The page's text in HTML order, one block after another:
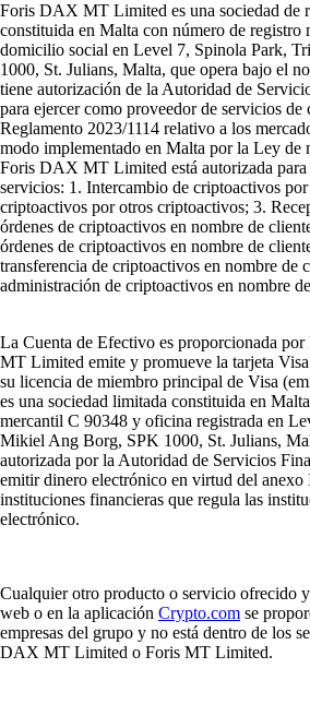
Foris DAX MT Limited es una sociedad de
constituida en Malta con número de registro
domicilio social en Level 7, Spinola Park,
1000, St. Julians, Malta, que opera bajo el
tiene autorización de la Autoridad de
para ejercer como proveedor de servicios
Reglamento 2023/1114 relativo a los
modo implementado en Malta por la Ley de
Foris DAX MT Limited está autorizada para
servicios: 1. Intercambio de criptoactivos
criptoactivos por otros criptoactivos; 3.
órdenes de criptoactivos en nombre de
órdenes de criptoactivos en nombre de
transferencia de criptoactivos en nombre de
administración de criptoactivos en nombre
La Cuenta de Efectivo es proporcionada
MT Limited emite y promueve la tarjeta Visa
su licencia de miembro principal de Visa
es una sociedad limitada constituida en
mercantil C 90348 y oficina registrada en
Mikiel Ang Borg, SPK 1000, St. Julians,
autorizada por la Autoridad de Servicios
emitir dinero electrónico en virtud del
instituciones financieras que regula las
electrónico.
Cualquier otro producto o servicio ofrecido
web o en la aplicación Crypto.com se
empresas del grupo y no está dentro de los
DAX MT Limited o Foris MT Limited.